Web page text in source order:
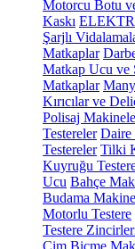
Motorcu Botu
Kaskı
Şarjlı
Matkaplar
Matkap Ucu ve
Matkaplar
Kırıcılar ve
Polisaj
Testereler Daire
Testereler Tilki
Kuyruğu
Ucu Bahçe
Budama
Motorlu Testere
Testere
Çim Biçme